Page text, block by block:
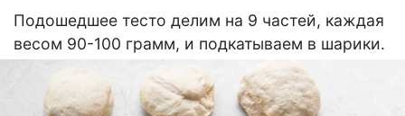
Подошедшее тесто делим на 9 частей, каждая
весом 90-100 грамм, и подкатываем в шарики.